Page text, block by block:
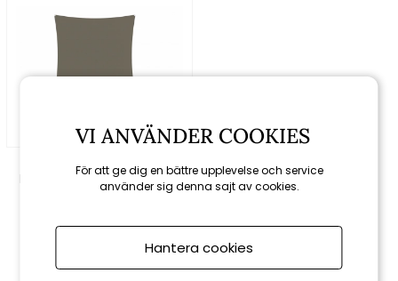
Ingenua solsegel, square
400x400 cm - Taupe
11509 kr
VI ANVÄNDER COOKIES
För att ge dig en bättre upplevelse och service
använder sig denna sajt av cookies.
Hantera cookies